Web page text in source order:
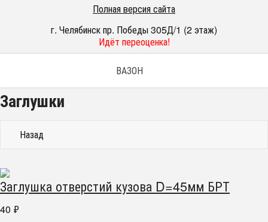
Полная версия сайта
г. Челябинск пр. Победы 305Д/1 (2 этаж)
Идёт переоценка!
ВАЗОН
Заглушки
Назад
Заглушка отверстий кузова D=45мм БРТ
40 ₽